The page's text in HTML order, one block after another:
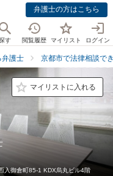
弁護士の方はこちら
す 閲覧履歴 マイリスト ログイン
弁護士 京都市で法律相談で
マイリストに入れる
入御倉町85-1 KDX烏丸ビル4階